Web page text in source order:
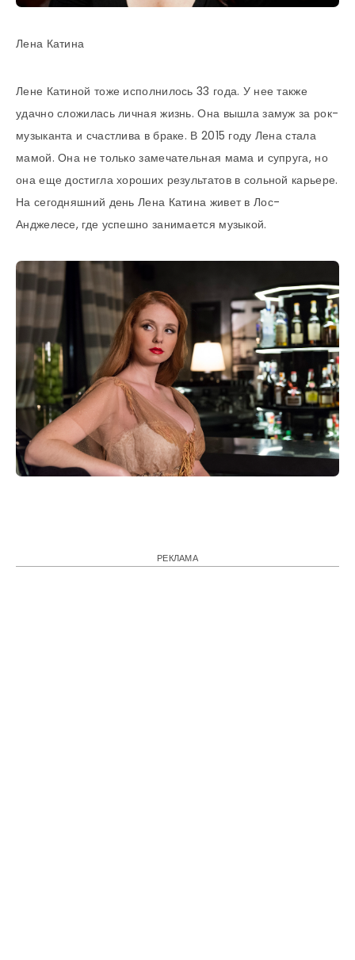
Лена Катина
Лене Катиной тоже исполнилось 33 года. У нее также
удачно сложилась личная жизнь. Она вышла замуж за рок-
музыканта и счастлива в браке. В 2015 году Лена стала
мамой. Она не только замечательная мама и супруга, но
она еще достигла хороших результатов в сольной карьере.
На сегодняшний день Лена Катина живет в Лос-
Анджелесе, где успешно занимается музыкой.
РЕКЛАМА